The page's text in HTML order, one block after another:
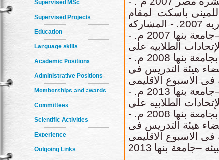
Supervised MSc
Supervised Projects
Education
Language skills
Academic Positions
Administrative Positions
Memberships and awards
Committees
Scientific Activities
Experience
Outgoing Links
باسكت المقام
فى بكلية التربيه الرياضيه بنين - جامعة الاسكندريه 2007. - المشاركه
فى الاسبوع الاقليمى الثانى لحماية البيئه –جامعة بنها 2007 م. -
الطلابيه على
مستوى الجامعات المصريه و التى أقيمت بجامعة بنها 2008 م. -
هيئة التدريس فى
م. - المشاركه فى الاسبوع الاقليمى
السادس لخدمة المجتمع و تنمية البيئه –جامعة بنها 2013 م. -
الطلابيه على
مستوى الجامعات المصريه و التى أقيمت بجامعة بنها 2008 م. -
هيئة التدريس فى
2009 م. المشاركه فى الاسبوع الاقليمى
بنها 2013